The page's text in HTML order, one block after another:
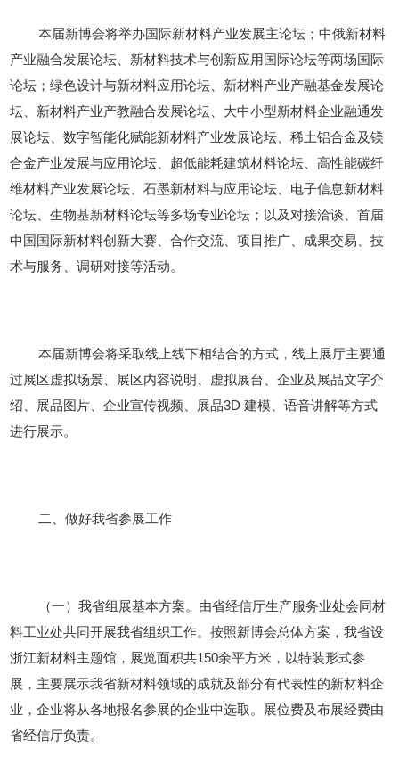
本届新博会将举办国际新材料产业发展主论坛；中俄新材料
产业融合发展论坛、新材料技术与创新应用国际论坛等两场国际
论坛；绿色设计与新材料应用论坛、新材料产业产融基金发展论
坛、新材料产业产教融合发展论坛、大中小型新材料企业融通发
展论坛、数字智能化赋能新材料产业发展论坛、稀土铝合金及镁
合金产业发展与应用论坛、超低能耗建筑材料论坛、高性能碳纤
维材料产业发展论坛、石墨新材料与应用论坛、电子信息新材料
论坛、生物基新材料论坛等多场专业论坛；以及对接洽谈、首届
中国国际新材料创新大赛、合作交流、项目推广、成果交易、技
术与服务、调研对接等活动。
本届新博会将采取线上线下相结合的方式，线上展厅主要通
过展区虚拟场景、展区内容说明、虚拟展台、企业及展品文字介
绍、展品图片、企业宣传视频、展品3D 建模、语音讲解等方式
进行展示。
二、做好我省参展工作
（一）我省组展基本方案。由省经信厅生产服务业处会同材
料工业处共同开展我省组织工作。按照新博会总体方案，我省设
浙江新材料主题馆，展览面积共150余平方米，以特装形式参
展，主要展示我省新材料领域的成就及部分有代表性的新材料企
业，企业将从各地报名参展的企业中选取。展位费及布展经费由
省经信厅负责。